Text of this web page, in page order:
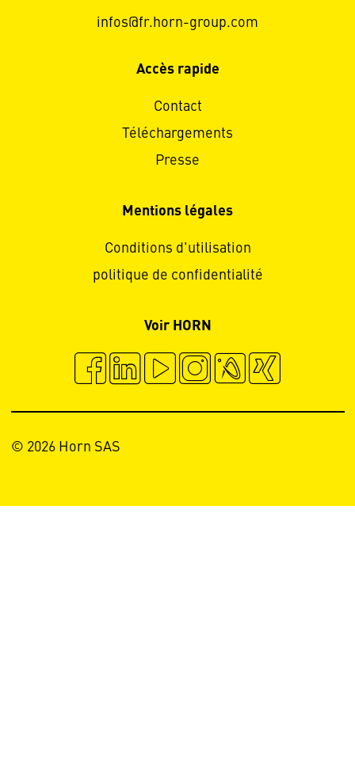
infos@fr.horn-group.com
Accès rapide
Contact
Téléchargements
Presse
Mentions légales
Conditions d'utilisation
politique de confidentialité
Voir HORN
© 2026 Horn SAS